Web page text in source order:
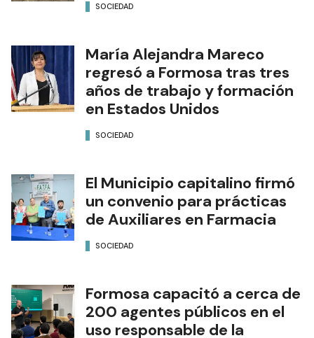
SOCIEDAD
María Alejandra Mareco
regresó a Formosa tras tres
años de trabajo y formación
en Estados Unidos
SOCIEDAD
El Municipio capitalino firmó
un convenio para prácticas
de Auxiliares en Farmacia
SOCIEDAD
Formosa capacitó a cerca de
200 agentes públicos en el
uso responsable de la